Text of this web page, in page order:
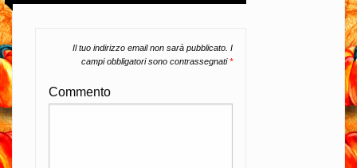
Il tuo indirizzo email non sarà pubblicato. I
campi obbligatori sono contrassegnati*
Commento